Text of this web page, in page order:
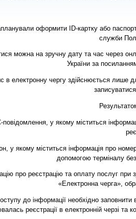
оформити ID-картку або паспорт
служби
можна на зручну дату та час через
України за
в електронну чергу здійснюється лише
у якому міститься
у якому міститься інформація про
допомогою терміналу
про реєстрацію та оплату послуг при
«Електронна черга»,
до інформації необхідно
реєстрації в електронній черзі